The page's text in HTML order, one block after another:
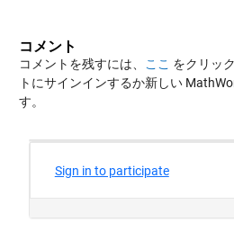
コメント
コメントを残すには、 ここ をクリッ
トにサインインするか新しい
す。